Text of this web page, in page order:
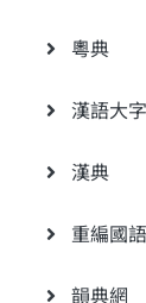
粵典
漢語大
漢典
重編國
韻典網